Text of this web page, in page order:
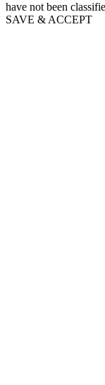
have not been
SAVE & ACCEPT